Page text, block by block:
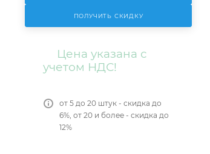
ПОЛУЧИТЬ СКИДКУ
Цена указана с
учетом НДС!
от 5 до 20 штук - скидка до
6%, от 20 и более - скидка до
12%